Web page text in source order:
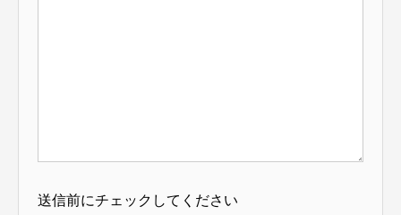
送信前にチェックしてください